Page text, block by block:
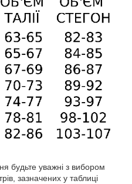
будьте уважні з вибором
зазначених у таблиці